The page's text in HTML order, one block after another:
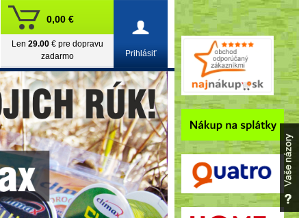
Prihlásiť
0,00 €
Len 29.00€ pre dopravu
zadarmo